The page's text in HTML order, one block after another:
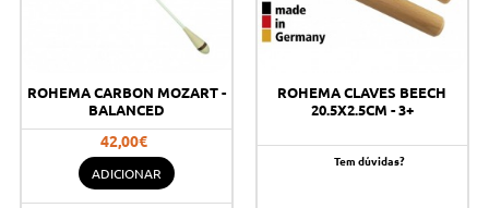
ROHEMA CARBON MOZART -
BALANCED
42,00€
ADICIONAR
ROHEMA CLAVES BEECH
20.5X2.5CM - 3+
Tem dúvidas?